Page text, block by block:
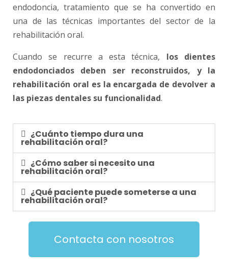
endodoncia, tratamiento que se ha convertido en
una de las técnicas importantes del sector de la
rehabilitación oral.
Cuando se recurre a esta técnica, los dientes
endodonciados deben ser reconstruidos, y la
rehabilitación oral es la encargada de devolver a
las piezas dentales su funcionalidad.
¿Cuánto tiempo dura una
rehabilitación oral?
¿Cómo saber si necesito una
rehabilitación oral?
¿Qué paciente puede someterse a una
rehabilitación oral?
Contacta con nosotros